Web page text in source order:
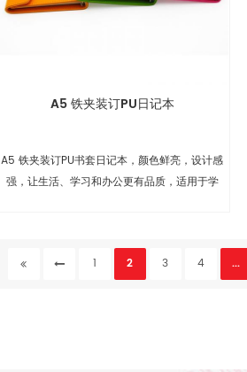
A5 铁夹装订PU日记本
A5 铁夹装订PU书套日记本，颜色鲜亮，设计感
强，让生活、学习和办公更有品质，适用于学
1 2 3 4 ...